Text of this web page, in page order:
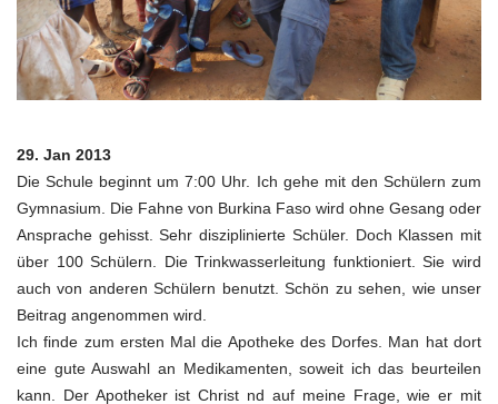
29. Jan 2013
Die Schule beginnt um 7:00 Uhr. Ich gehe mit den Schülern zum
Gymnasium. Die Fahne von Burkina Faso wird ohne Gesang oder
Ansprache gehisst. Sehr disziplinierte Schüler. Doch Klassen mit
über 100 Schülern. Die Trinkwasserleitung funktioniert. Sie wird
auch von anderen Schülern benutzt. Schön zu sehen, wie unser
Beitrag angenommen wird.
Ich finde zum ersten Mal die Apotheke des Dorfes. Man hat dort
eine gute Auswahl an Medikamenten, soweit ich das beurteilen
kann. Der Apotheker ist Christ nd auf meine Frage, wie er mit